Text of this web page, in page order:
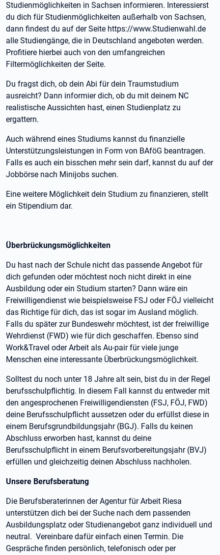
Studienmöglichkeiten in Sachsen informieren. Interessierst
du dich für Studienmöglichkeiten außerhalb von Sachsen,
dann findest du auf der Seite https://www.Studienwahl.de
alle Studiengänge, die in Deutschland angeboten werden.
Profitiere hierbei auch von den umfangreichen
Filtermöglichkeiten der Seite.
Du fragst dich, ob dein Abi für dein Traumstudium
ausreicht? Dann informier dich, ob du mit deinem NC
realistische Aussichten hast, einen Studienplatz zu
ergattern.
Auch während eines Studiums kannst du finanzielle
Unterstützungsleistungen in Form von BAföG beantragen.
Falls es auch ein bisschen mehr sein darf, kannst du auf der
Jobbörse nach Minijobs suchen.
Eine weitere Möglichkeit dein Studium zu finanzieren, stellt
ein Stipendium dar.
Überbrückungsmöglichkeiten
Du hast nach der Schule nicht das passende Angebot für
dich gefunden oder möchtest noch nicht direkt in eine
Ausbildung oder ein Studium starten? Dann wäre ein
Freiwilligendienst wie beispielsweise FSJ oder FÖJ vielleicht
das Richtige für dich, das ist sogar im Ausland möglich.
Falls du später zur Bundeswehr möchtest, ist der freiwillige
Wehrdienst (FWD) wie für dich geschaffen. Ebenso sind
Work&Travel oder Arbeit als Au-pair für viele junge
Menschen eine interessante Überbrückungsmöglichkeit.
Solltest du noch unter 18 Jahre alt sein, bist du in der Regel
berufsschulpflichtig. In diesem Fall kannst du entweder mit
den angesprochenen Freiwilligendiensten (FSJ, FÖJ, FWD)
deine Berufsschulpflicht aussetzen oder du erfüllst diese in
einem Berufsgrundbildungsjahr (BGJ). Falls du keinen
Abschluss erworben hast, kannst du deine
Berufsschulpflicht in einem Berufsvorbereitungsjahr (BVJ)
erfüllen und gleichzeitig deinen Abschluss nachholen.
Unsere Berufsberatung
Die Berufsberaterinnen der Agentur für Arbeit Riesa
unterstützen dich bei der Suche nach dem passenden
Ausbildungsplatz oder Studienangebot ganz individuell und
neutral. Vereinbare dafür einfach einen Termin. Die
Gespräche finden persönlich, telefonisch oder per